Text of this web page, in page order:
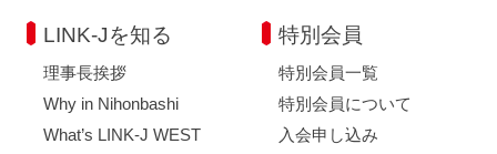
LINK-Jを知る
理事長挨拶
Why in Nihonbashi
What’s LINK-J WEST
特別会員
特別会員一覧
特別会員について
入会申し込み